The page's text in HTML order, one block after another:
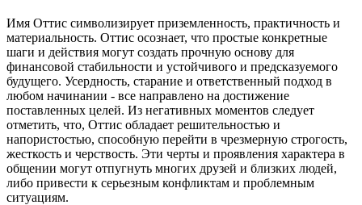
Имя Оттис символизирует приземленность, практичность и
материальность. Оттис осознает, что простые конкретные
шаги и действия могут создать прочную основу для
финансовой стабильности и устойчивого и предсказуемого
будущего. Усердность, старание и ответственный подход в
любом начинании - все направлено на достижение
поставленных целей. Из негативных моментов следует
отметить, что, Оттис обладает решительностью и
напористостью, способную перейти в чрезмерную строгость,
жесткость и черствость. Эти черты и проявления характера в
общении могут отпугнуть многих друзей и близких людей,
либо привести к серьезным конфликтам и проблемным
ситуациям.